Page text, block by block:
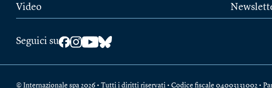
Video
Seguici su
© Internazionale spa 2026 • Tutti i diritti riservati • Codice fiscale 04003131002 •